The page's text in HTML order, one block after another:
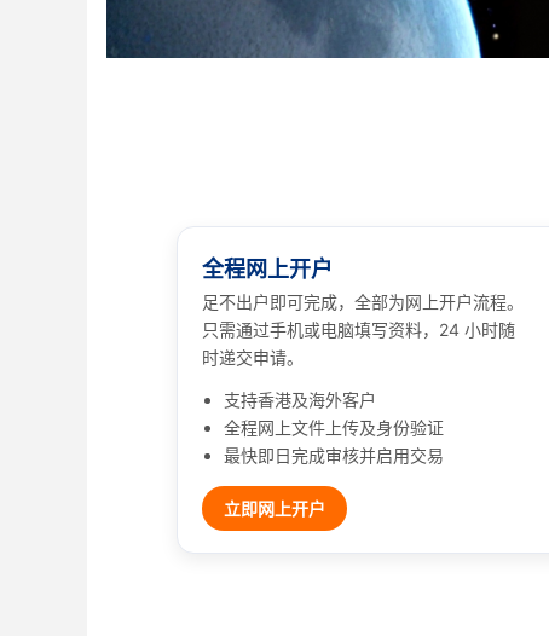
全程网上开户
足不出户即可完成，全部为网上开户流程。
只需通过手机或电脑填写资料，24 小时随
时递交申请。
支持香港及海外客户
全程网上文件上传及身份验证
最快即日完成审核并启用交易
立即网上开户